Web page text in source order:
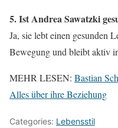
5. Ist Andrea Sawatzki
Ja, sie lebt einen gesunden
Bewegung und bleibt aktiv
MEHR LESEN: Bastian
Alles über ihre Beziehung
Categories: Lebensstil